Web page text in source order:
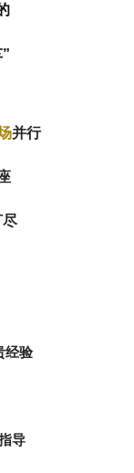
并行
尽
经验
导